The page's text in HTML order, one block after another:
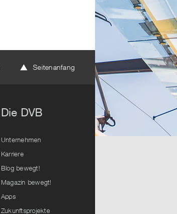
Seitenanfang
Die DVB
Unternehmen
Karriere
Blog bewegt!
Magazin bewegt!
Apps
Zukunftsprojekte